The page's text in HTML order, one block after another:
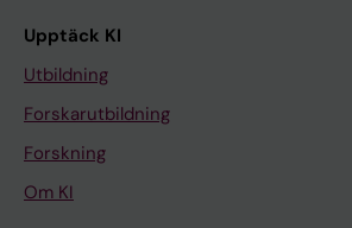
Upptäck KI
Utbildning
Forskarutbildning
Forskning
Om KI